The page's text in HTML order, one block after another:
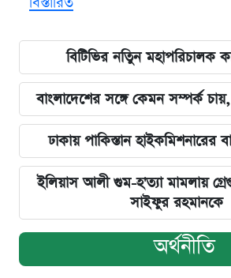
বিটিভির নতিুন মহাপরিচালক
বাংলাদেশের সঙ্গে কেমন সম্পর্ক চায়,
ঢাকায় পাকিস্তান
ইলিয়াস আলী গুম-হ'ত্যা মামলায়
সাইফুর রহমানকে
অর্থনীতি